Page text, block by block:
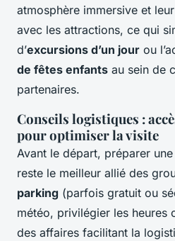
atmosphère immersive et
avec les attractions, ce qui
d’excursions d’un jour ou
de fêtes enfants au sein de
partenaires.
Conseils logistiques :
pour optimiser la visite
Avant le départ, préparer une
reste le meilleur allié des
parking (parfois gratuit ou
météo, privilégier les heures
des affaires facilitant la